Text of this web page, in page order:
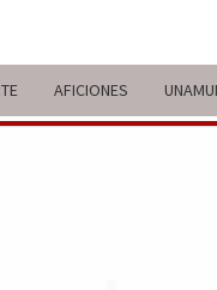
AFICIONES